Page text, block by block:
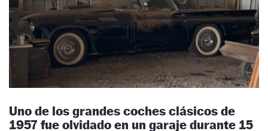
Uno de los grandes coches clásicos de
1957 fue olvidado en un garaje durante 15